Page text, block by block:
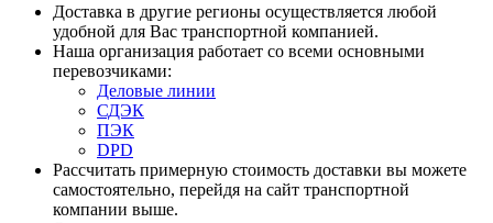
Доставка в другие регионы осуществляется любой
удобной для Вас транспортной компанией.
Наша организация работает со всеми основными
перевозчиками:
Деловые линии
СДЭК
ПЭК
DPD
Рассчитать примерную стоимость доставки вы можете
самостоятельно, перейдя на сайт транспортной
компании выше.